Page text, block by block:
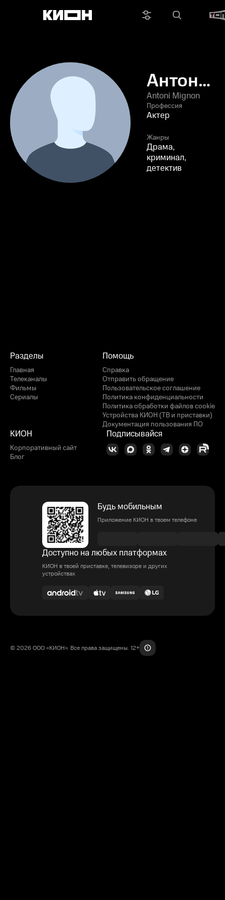
Антони
Миньон
Antoni Mignon
Профессия
Актер
Жанры
Драма,
криминал,
детектив
Разделы
Главная
Телеканалы
Фильмы
Сериалы
Помощь
Справка
Отправить обращение
Пользовательское соглашение
Политика конфиденциальности
Политика обработки файлов cookie
Устройства КИОН (ТВ и приставки)
Документация пользования ПО
КИОН
Корпоративный сайт
Блог
Подписывайся
Будь мобильным
Приложение КИОН в твоем телефоне
Доступно на любых платформах
КИОН в твоей приставке, телевизоре и других
устройствах
© 2026 ООО «КИОН». Все права защищены. 12+